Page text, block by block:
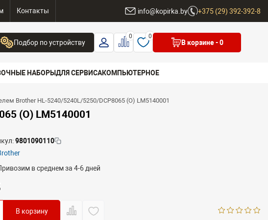
Контакты info@kopirka.by +375 (29) 392-392-8
Подбор по устройству
бренд
0 0
В корзине- 0
НАБОРЫДЛЯ СЕРВИСАКОМПЬЮТЕРНОЕ
Brother HL-5240/5240L/5250/DCP8065 (O) LM5140001
(O) LM5140001
9801090110
в среднем за 4-6 дней
В корзину